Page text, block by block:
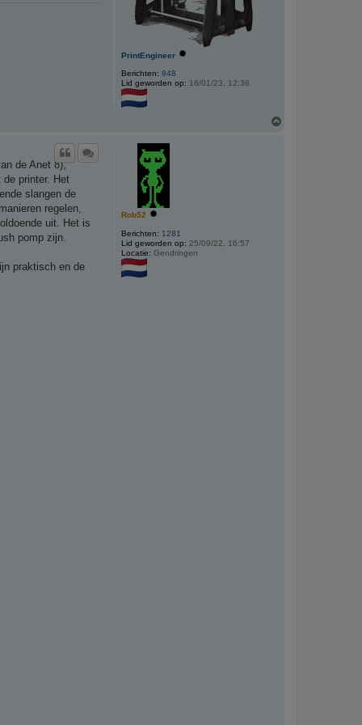
PrintEngineer
Berichten: 948
Lid geworden op: 16/01/23, 12:38
Rob52
Berichten: 1281
Lid geworden op: 25/09/22, 16:57
Locatie: Gendringen
de Anet 8),
printer. Het
slangen de
regelen,
uit. Het is
pomp zijn.
praktisch en de